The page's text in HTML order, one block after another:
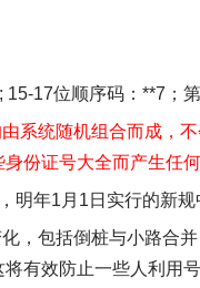
17位顺序码：**7；
系统随机组合而成，
份证号大全而产生任
年1月1日实行的新规
，包括倒桩与小路合
有效防止一些人利用